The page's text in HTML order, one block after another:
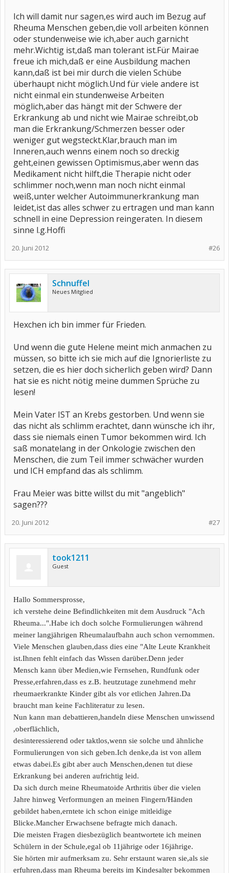
Ich will damit nur sagen,es wird auch im Bezug auf
Rheuma Menschen geben,die voll arbeiten können
oder stundenweise wie ich,aber auch garnicht
mehr.Wichtig ist,daß man tolerant ist.Für Mairae
freue ich mich,daß er eine Ausbildung machen
kann,daß ist bei mir durch die vielen Schübe
überhaupt nicht möglich.Und für viele andere ist
nicht einmal ein stundenweise Arbeiten
möglich,aber das hängt mit der Schwere der
Erkrankung ab und nicht wie Mairae schreibt,ob
man die Erkrankung/Schmerzen besser oder
weniger gut wegsteckt.Klar,brauch man im
Inneren,auch wenns einem noch so dreckig
geht,einen gewissen Optimismus,aber wenn das
Medikament nicht hilft,die Therapie nicht oder
schlimmer noch,wenn man noch nicht einmal
weiß,unter welcher Autoimmunerkrankung man
leidet,ist das alles schwer zu ertragen und man kann
schnell in eine Depression reingeraten. In diesem
sinne l.g.Hoffi
#26
20. Juni 2012
Schnuffel
Neues Mitglied
Hexchen ich bin immer für Frieden.
Und wenn die gute Helene meint mich anmachen zu
müssen, so bitte ich sie mich auf die Ignorierliste zu
setzen, die es hier doch sicherlich geben wird? Dann
hat sie es nicht nötig meine dummen Sprüche zu
lesen!
Mein Vater IST an Krebs gestorben. Und wenn sie
das nicht als schlimm erachtet, dann wünsche ich ihr,
dass sie niemals einen Tumor bekommen wird. Ich
saß monatelang in der Onkologie zwischen den
Menschen, die zum Teil immer schwächer wurden
und ICH empfand das als schlimm.
Frau Meier was bitte willst du mit "angeblich"
sagen???
#27
20. Juni 2012
took1211
Guest
Hallo Sommersprosse,
ich verstehe deine Befindlichkeiten mit dem Ausdruck "Ach
Rheuma...".Habe ich doch solche Formulierungen während
meiner langjährigen Rheumalaufbahn auch schon vernommen.
Viele Menschen glauben,dass dies eine "Alte Leute Krankheit
ist.Ihnen fehlt einfach das Wissen darüber.Denn jeder
Mensch kann über Medien,wie Fernsehen, Rundfunk oder
Presse,erfahren,dass es z.B. heutzutage zunehmend mehr
rheumaerkrankte Kinder gibt als vor etlichen Jahren.Da
braucht man keine Fachliteratur zu lesen.
Nun kann man debattieren,handeln diese Menschen unwissend
,oberflächlich,
desinteressierend oder taktlos,wenn sie solche und ähnliche
Formulierungen von sich geben.Ich denke,da ist von allem
etwas dabei.Es gibt aber auch Menschen,denen tut diese
Erkrankung bei anderen aufrichtig leid.
Da sich durch meine Rheumatoide Arthritis über die vielen
Jahre hinweg Verformungen an meinen Fingern/Händen
gebildet haben,erntete ich schon einige mitleidige
Blicke.Mancher Erwachsene befragte mich danach.
Die meisten Fragen diesbezüglich beantwortete ich meinen
Schülern in der Schule,egal ob 11jährige oder 16jährige.
Sie hörten mir aufmerksam zu. Sehr erstaunt waren sie,als sie
erfuhren,dass man Rheuma bereits im Kindesalter bekommen